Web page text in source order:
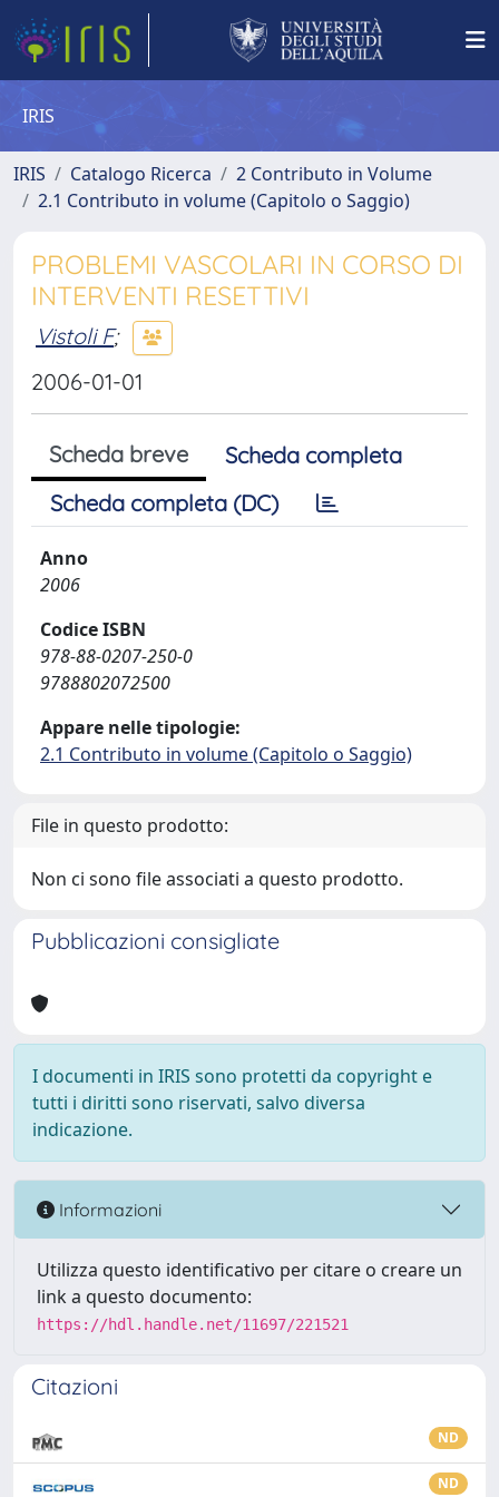
IRIS
IRIS Catalogo Ricerca
2 Contributo in Volume
2.1 Contributo in volume (Capitolo o Saggio)
PROBLEMI VASCOLARI IN CORSO DI
INTERVENTI RESETTIVI
Vistoli F;
2006-01-01
Scheda breve
Scheda completa
Scheda completa (DC)
Anno
2006
Codice ISBN
978-88-0207-250-0
9788802072500
Appare nelle tipologie:
2.1 Contributo in volume (Capitolo o Saggio)
File in questo prodotto:
Non ci sono file associati a questo prodotto.
Pubblicazioni consigliate
I documenti in IRIS sono protetti da copyright e
tutti i diritti sono riservati, salvo diversa
indicazione.
Informazioni
Utilizza questo identificativo per citare o creare un
link a questo documento:
https://hdl.handle.net/11697/221521
Citazioni
ND
ND